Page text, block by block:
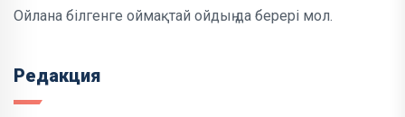
Ойлана білгенге оймақтай ойдың да берері мол.
Редакция